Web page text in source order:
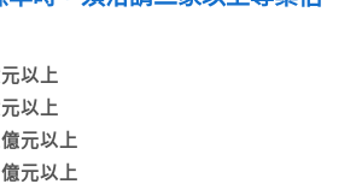
元以上
元以上
億元以上
元以上